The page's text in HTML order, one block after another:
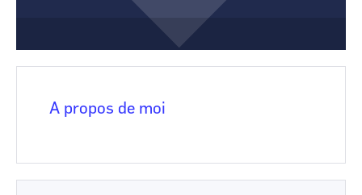
A propos de moi